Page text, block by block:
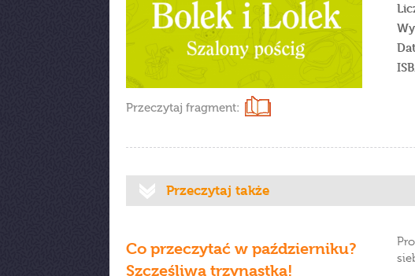
Przeczytaj fragment:
Przeczytaj także
Co przeczytać w październiku?
Szczęśliwa trzynastka!